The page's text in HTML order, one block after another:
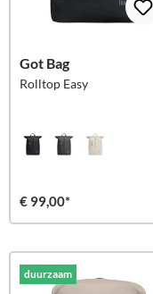
Got Bag
Rolltop Easy
€ 99,00*
duurzaam